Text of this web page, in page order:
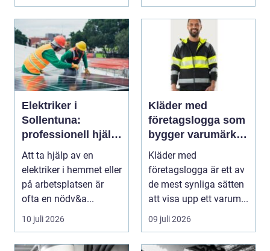
Elektriker i
Sollentuna:
professionell hjälp
när du behöver det
Att ta hjälp av en
elektriker i hemmet eller
på arbetsplatsen är
ofta en nödv&a...
10 juli 2026
Kläder med
företagslogga som
bygger varumärke i
vardagen
Kläder med
företagslogga är ett av
de mest synliga sätten
att visa upp ett varum...
09 juli 2026